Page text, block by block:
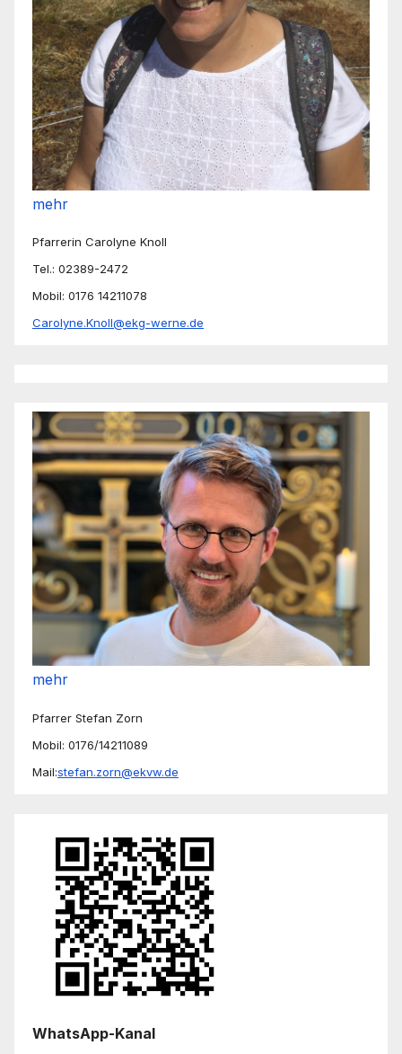
mehr
Pfarrerin Carolyne Knoll
Tel.: 02389-2472
Mobil: 0176 14211078
Carolyne.Knoll@ekg-werne.de
mehr
Pfarrer Stefan Zorn
Mobil: 0176/14211089
Mail:stefan.zorn@ekvw.de
WhatsApp-Kanal